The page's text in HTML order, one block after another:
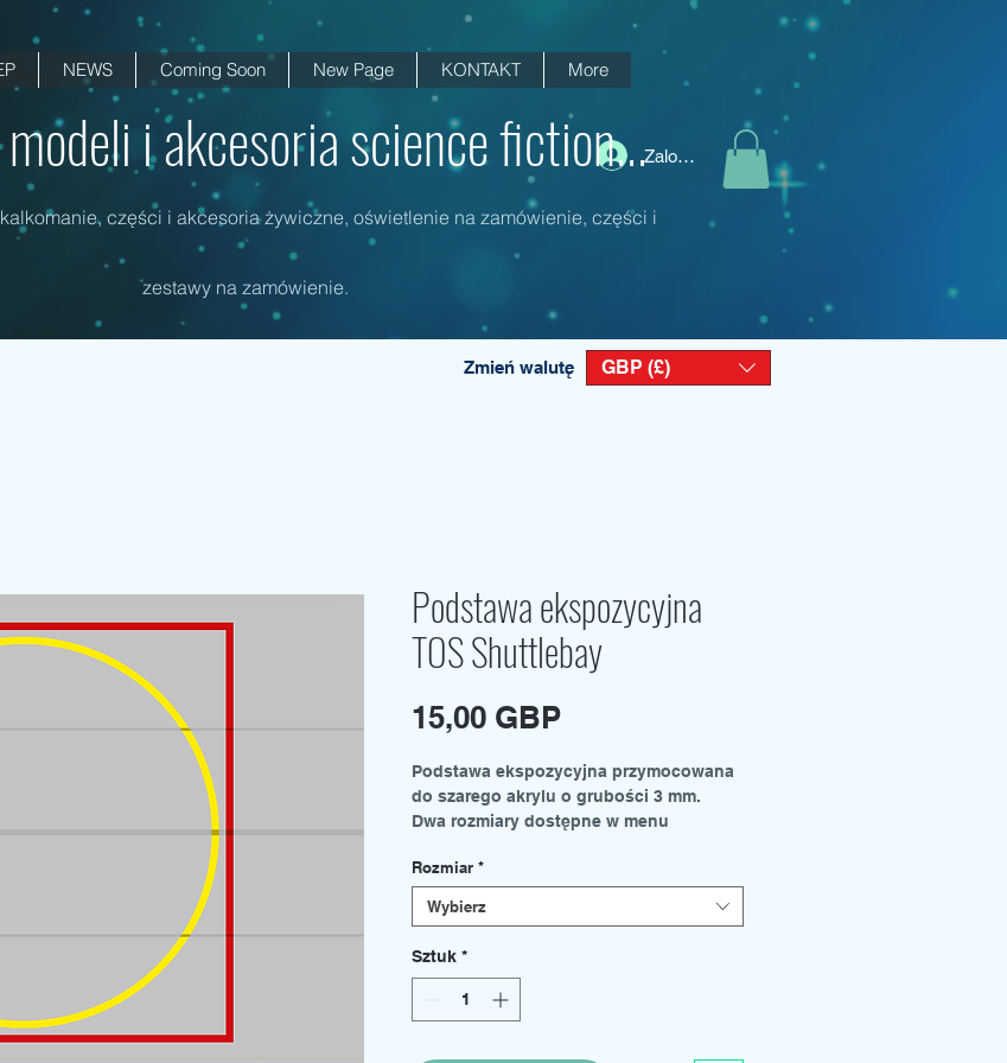
NEWS Coming Soon New Page KONTAKT More
Zaloguj się
i akcesoria science fiction...
części i akcesoria żywiczne, oświetlenie na zamówienie, części i
zestawy na zamówienie.
Zmień walutę GBP (£)
Podstawa ekspozycyjna
TOS Shuttlebay
15,00 GBPCena
Podstawa ekspozycyjna przymocowana
do szarego akrylu o grubości 3 mm.
Dwa rozmiary dostępne w menu
Średni - 300 mm x 210 mm
Zestawy bazowe i uchwyty na pręty
Rozmiar *
Wybierz
Sztuk *